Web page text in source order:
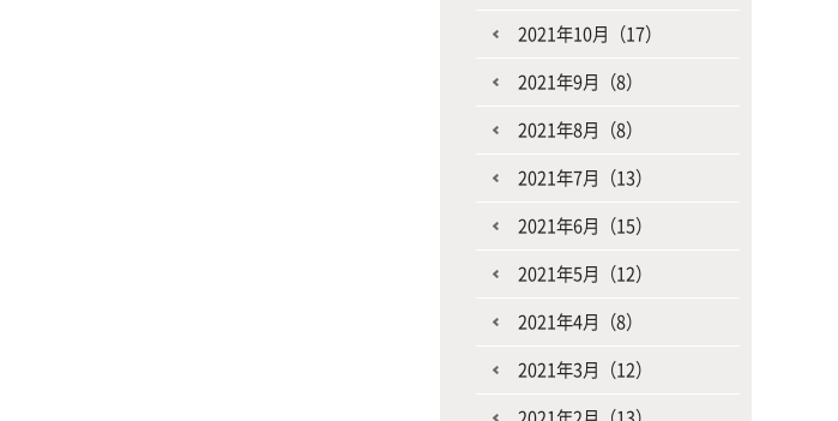
2021年10月（17）
2021年9月（8）
2021年8月（8）
2021年7月（13）
2021年6月（15）
2021年5月（12）
2021年4月（8）
2021年3月（12）